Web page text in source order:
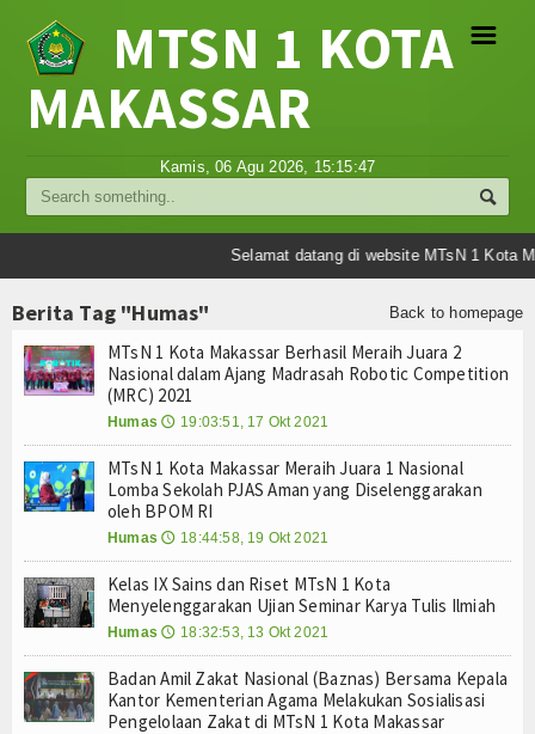
Struktur Organisasi
Visi Misi Madrasah
Tujuan Madrasah
Madrasah
Humas
Kurikulum
OSIM
Bimbingan Konseling
☰
MTSN 1 KOTA
MAKASSAR
Kamis, 06 Agu 2026, 15:15:47
Selamat datang di website MTsN 1 Kota
Back to homepage
Berita Tag "Humas"
MTsN 1 Kota Makassar Berhasil Meraih Juara 2
Nasional dalam Ajang Madrasah Robotic Competition
(MRC) 2021
Humas 🕔 19:03:51, 17 Okt 2021
MTsN 1 Kota Makassar Meraih Juara 1 Nasional
Lomba Sekolah PJAS Aman yang Diselenggarakan
oleh BPOM RI
Humas 🕔 18:44:58, 19 Okt 2021
Kelas IX Sains dan Riset MTsN 1 Kota
Menyelenggarakan Ujian Seminar Karya Tulis Ilmiah
Humas 🕔 18:32:53, 13 Okt 2021
Badan Amil Zakat Nasional (Baznas) Bersama Kepala
Kantor Kementerian Agama Melakukan Sosialisasi
Pengelolaan Zakat di MTsN 1 Kota Makassar